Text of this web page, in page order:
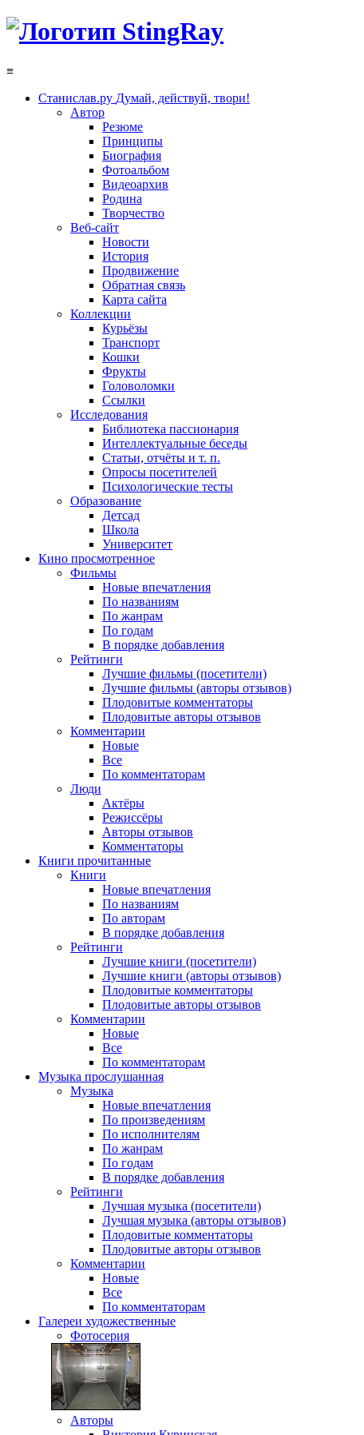
≡
Станислав.ру Думай, действуй, твори!
Автор
Резюме
Принципы
Биография
Фотоальбом
Видеоархив
Родина
Творчество
Веб-сайт
Новости
История
Продвижение
Обратная связь
Карта сайта
Коллекции
Курьёзы
Транспорт
Кошки
Фрукты
Головоломки
Ссылки
Исследования
Библиотека пассионария
Интеллектуальные беседы
Статьи, отчёты и т. п.
Опросы посетителей
Психологические тесты
Образование
Детсад
Школа
Университет
Кино просмотренное
Фильмы
Новые впечатления
По названиям
По жанрам
По годам
В порядке добавления
Рейтинги
Лучшие фильмы (посетители)
Лучшие фильмы (авторы отзывов)
Плодовитые комментаторы
Плодовитые авторы отзывов
Комментарии
Новые
Все
По комментаторам
Люди
Актёры
Режиссёры
Авторы отзывов
Комментаторы
Книги прочитанные
Книги
Новые впечатления
По названиям
По авторам
В порядке добавления
Рейтинги
Лучшие книги (посетители)
Лучшие книги (авторы отзывов)
Плодовитые комментаторы
Плодовитые авторы отзывов
Комментарии
Новые
Все
По комментаторам
Музыка прослушанная
Музыка
Новые впечатления
По произведениям
По исполнителям
По жанрам
По годам
В порядке добавления
Рейтинги
Лучшая музыка (посетители)
Лучшая музыка (авторы отзывов)
Плодовитые комментаторы
Плодовитые авторы отзывов
Комментарии
Новые
Все
По комментаторам
Галереи художественные
Фотосерия
Авторы